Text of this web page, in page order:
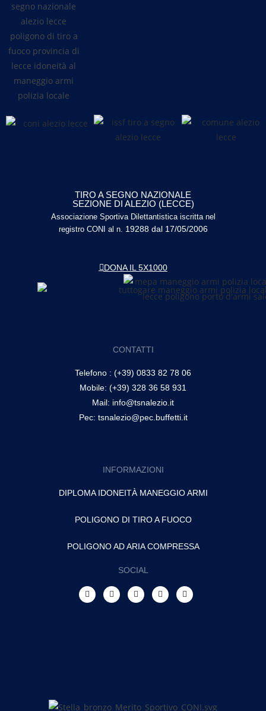
TIRO A SEGNO NAZIONALE
SEZIONE DI ALEZIO (LECCE)
Associazione Sportiva Dilettantistica iscritta nel
registro CONI al n. 19288 dal 17/05/2006
DONA IL 5X1000
CONTATTI
Telefono : (+39) 0833 82 78 06
Mobile: (+39) 328 36 58 931
Mail: info@tsnalezio.it
Pec: tsnalezio@pec.buffetti.it
INFORMAZIONI
DIPLOMA IDONEITÀ MANEGGIO ARMI
POLIGONO DI TIRO A FUOCO
POLIGONO AD ARIA COMPRESSA
SOCIAL